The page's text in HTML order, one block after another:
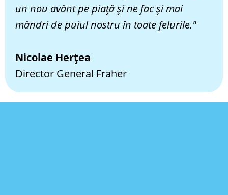
un nou avânt pe piață și ne fac și mai
mândri de puiul nostru în toate felurile."
Nicolae Herțea
Director General Fraher